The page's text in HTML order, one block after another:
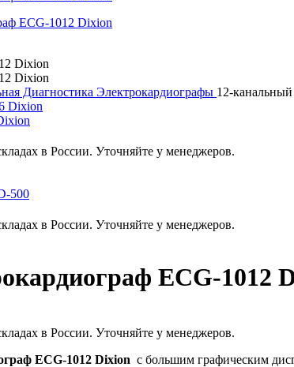
Диагностика Электрокардиографы 12-
в России. Уточняйте у менеджеров.
500
в России. Уточняйте у менеджеров.
ECG-1012
в России. Уточняйте у менеджеров.
ECG-1012 Dixion с большим графическим